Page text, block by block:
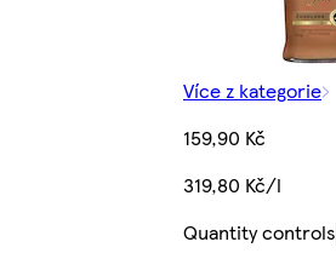
Více z kategorie
159,90 Kč
319,80 Kč/l
Quantity controls